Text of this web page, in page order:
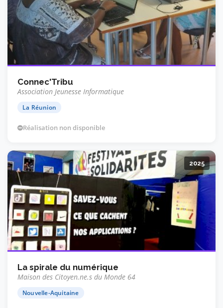
Connec'Tribu
Association Jeunesse Informatique
La Réunion
Réalisation non disponible
2025
La spirale du numérique
Maison des Citoyen.ne.s du Monde 64
Nouvelle-Aquitaine